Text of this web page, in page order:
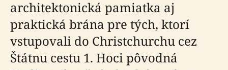
architektonická pamiatka aj
praktická brána pre tých, ktorí
vstupovali do Christchurchu cez
Štátnu cestu 1. Hoci pôvodná